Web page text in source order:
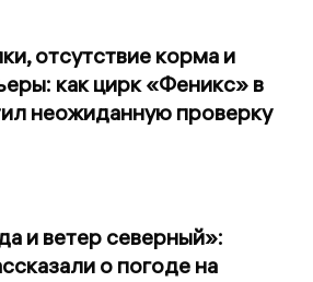
отсутствие корма и
как цирк «Феникс» в
неожиданную проверку
и ветер северный»:
о погоде на